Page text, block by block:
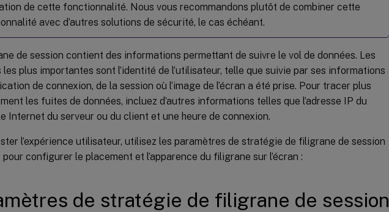
de cette fonctionnalité. Nous vous recommandons plutôt de combiner cette
avec d’autres solutions de sécurité, le cas échéant.
de session contient des informations permettant de suivre le vol de données. Les
les plus importantes sont l’identité de l’utilisateur, telle que suivie par ses informations
de connexion, de la session où l’image de l’écran a été prise. Pour tracer plus
les fuites de données, incluez d’autres informations telles que l’adresse IP du
Internet du serveur ou du client et une heure de connexion.
l’expérience utilisateur, utilisez les paramètres de stratégie de filigrane de session
configurer le placement et l’apparence du filigrane sur l’écran :
de stratégie de filigrane de session